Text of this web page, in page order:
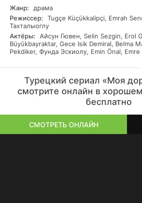
которая удивительно похожа на
Зейнеп верит, что это ее мать. Ради
Мурат предлагает Назлы притворяться
какое-то время. В этот момент он даже
что судьба свела их вместе
Жанр:
драма
Режиссер:
Tugçe Küçükkalipçi, Emrah
Тахталыоглу
Актёры:
Айсун Гювен, Selin Sezgin, Erol
Büyükbayraktar, Gece Isik Demiral, Belma
Pekdiker, Фунда Эскиолу, Emin Önal, Emre
Турецкий сериал «Моя
смотрите онлайн в
бесплатно
СМОТРЕТЬ ОНЛАЙН